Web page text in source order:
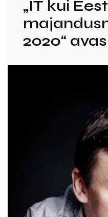
„IT kui
2020“